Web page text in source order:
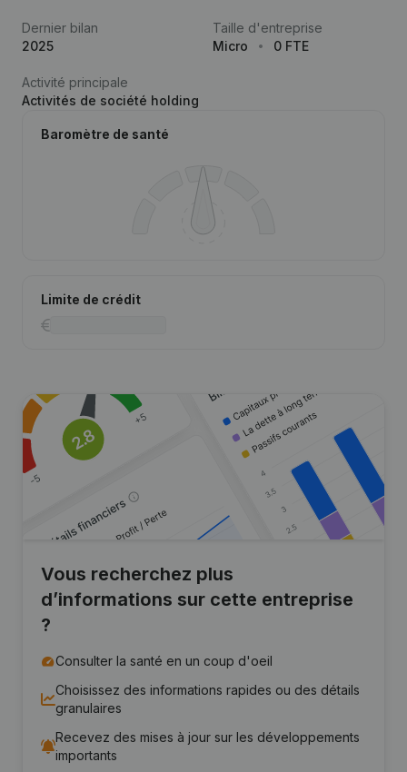
Dernier bilan
2025
Taille d'entreprise
Micro
0 FTE
Activité principale
Activités de société holding
Baromètre de santé
Limite de crédit
Vous recherchez plus
d’informations sur cette entreprise
?
Consulter la santé en un coup d'oeil
Choisissez des informations rapides ou des détails
granulaires
Recevez des mises à jour sur les développements
importants